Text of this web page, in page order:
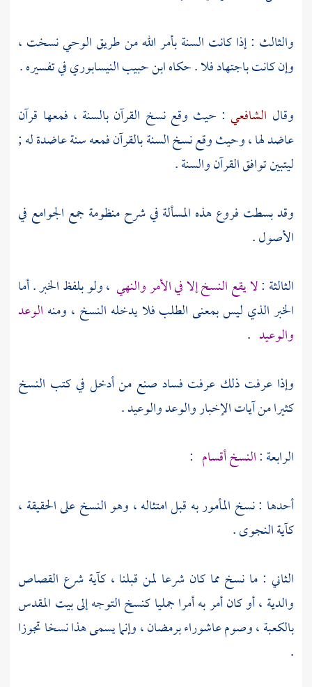
والثالث : إذا كانت السنة بأمر الله من طريق الوحي نسخت ،
وإن كانت باجتهاد فلا . حكاه ابنحبيب النيسابوريفي تفسيره .
وقال الشافعي : حيث وقع نسخ القرآن بالسنة ، فمعها قرآن
عاضد لها ، وحيث وقع نسخ السنة بالقرآن فمعه سنة عاضدة له ;
ليتبين توافق القرآن والسنة .
وقد بسطت فروع هذه المسألة في شرح منظومة جمع الجوامع في
الأصول .
الثالثة :لا يقع النسخ إلا في الأمر والنهي ، ولو بلفظ الخبر . أما
الخبر الذي ليس بمعنى الطلب فلا يدخله النسخ ، ومنه الوعد
والوعيد .
وإذا عرفت ذلك عرفت فساد صنع من أدخل في كتب النسخ
كثيرا من آيات الإخبار والوعد والوعيد .
الرابعة :النسخ أقسام :
أحدها : نسخ المأمور به قبل امتثاله ، وهو النسخ على الحقيقة ،
كآية النجوى .
الثاني : ما نسخ مما كان شرعا لمن قبلنا ، كآية شرع القصاص
والدية ، أو كان أمر به أمرا جمليا كنسخ التوجه إلىبيت المقدس
بالكعبة، وصوم عاشوراء برمضان ، وإنما يسمى هذا نسخا تجوزا
.